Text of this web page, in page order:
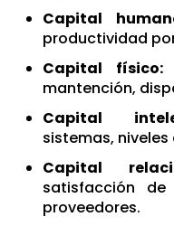
Capital
productividad
Capital físico:
mantención,
Capital
sistemas,
Capital
satisfacción de
proveedores.